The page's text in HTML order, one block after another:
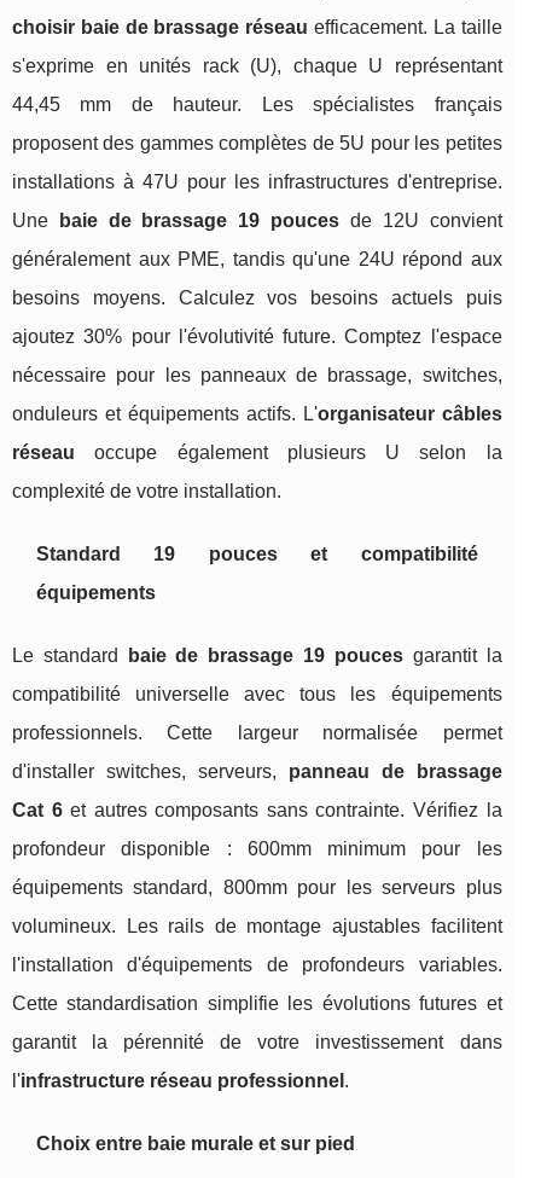
choisir baie de brassage réseau efficacement. La taille
s'exprime en unités rack (U), chaque U représentant
44,45 mm de hauteur. Les spécialistes français
proposent des gammes complètes de 5U pour les petites
installations à 47U pour les infrastructures d'entreprise.
Une
baie de brassage 19 pouces de 12U convient
généralement aux PME, tandis qu'une 24U répond aux
besoins moyens. Calculez vos besoins actuels puis
ajoutez 30% pour l'évolutivité future. Comptez l'espace
nécessaire pour les panneaux de brassage, switches,
onduleurs et équipements actifs. L'organisateur câbles
réseau occupe également plusieurs U selon la
complexité de votre installation.
Standard 19 pouces et compatibilité
équipements
Le standard baie de brassage 19 poucesgarantit la
compatibilité universelle avec tous les équipements
professionnels. Cette largeur normalisée permet
d'installer switches, serveurs, panneau de brassage
Cat 6et autres composants sans contrainte. Vérifiez la
profondeur disponible : 600mm minimum pour les
équipements standard, 800mm pour les serveurs plus
volumineux. Les rails de montage ajustables facilitent
l'installation d'équipements de profondeurs variables.
Cette standardisation simplifie les évolutions futures et
garantit la pérennité de votre investissement dans
l'infrastructure réseau professionnel .
Choix entre baie murale et sur pied